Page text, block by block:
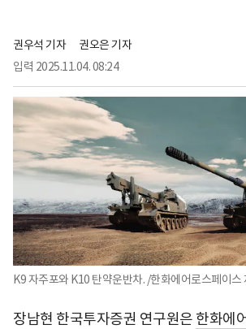
권우석 기자
권오은 기자
입력 2025.11.04. 08:24
K9 자주포와 K10 탄약운반차. /한화에어로스페이스
장남현 한국투자증권 연구원은 한화에